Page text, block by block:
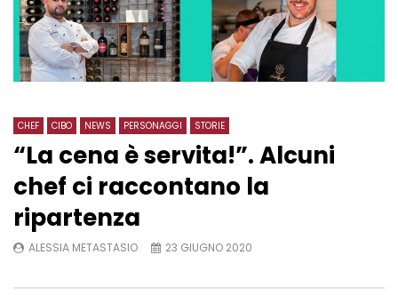
CHEF CIBO NEWS PERSONAGGI STORIE
“La cena è servita!”. Alcuni
chef ci raccontano la
ripartenza
ALESSIA METASTASIO 23 GIUGNO 2020